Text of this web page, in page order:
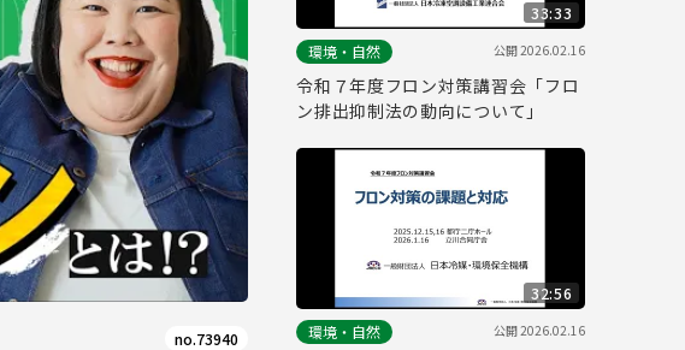
no.73940
33:33
環境・自然
公開2026.02.16
令和７年度フロン対策講習会「フロ
ン排出抑制法の動向について」
32:56
環境・自然
公開2026.02.16